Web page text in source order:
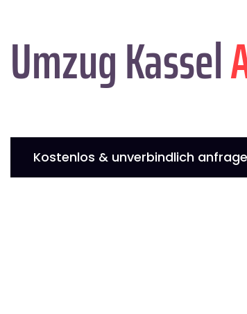
Umzug Kassel
Kostenlos & unverbindlich